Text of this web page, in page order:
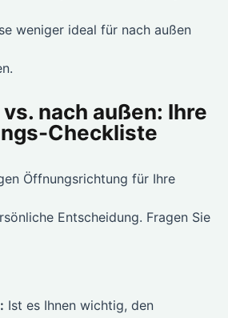
weniger ideal für nach außen
nach außen: Ihre
Checkliste
Öffnungsrichtung für Ihre
Entscheidung. Fragen Sie
Ist es Ihnen wichtig, den